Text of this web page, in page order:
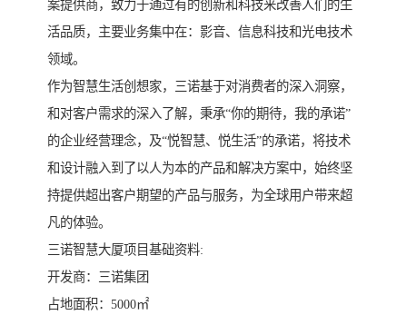
案提供商，致力于通过有的创新和科技来改善人们的生
活品质，主要业务集中在：影音、信息科技和光电技术
领域。
作为智慧生活创想家，三诺基于对消费者的深入洞察，
和对客户需求的深入了解，秉承“你的期待，我的承诺”
的企业经营理念，及“悦智慧、悦生活”的承诺，将技术
和设计融入到了以人为本的产品和解决方案中，始终坚
持提供超出客户期望的产品与服务，为全球用户带来超
凡的体验。
三诺智慧大厦项目基础资料:
开发商：三诺集团
占地面积：5000㎡